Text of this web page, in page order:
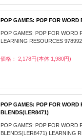
POP GAMES: POP FOR WORD
POP GAMES: POP FOR WORD
LEARNING RESOURCES
価格： 2,178円(本体 1,980円)
POP GAMES: POP FOR WORD
BLENDS(LER8471)
POP GAMES: POP FOR WORD
BLENDS(LER8471) LEARNING